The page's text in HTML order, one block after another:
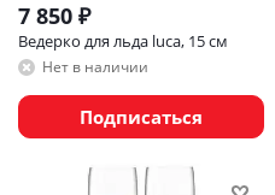
7 850 ₽
Ведерко для льда luca, 15 см
Нет в наличии
Подписаться